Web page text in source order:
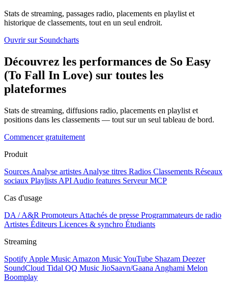
Stats de streaming, passages radio, placements en playlist et
historique de classements, tout en un seul endroit.
Ouvrir sur Soundcharts
Découvrez les performances de So Easy
(To Fall In Love) sur toutes les
plateformes
Stats de streaming, diffusions radio, placements en playlist et
positions dans les classements — tout sur un seul tableau de bord.
Commencer gratuitement
Produit
Sources Analyse artistes Analyse titres Radios Classements Réseaux
sociaux Playlists API Audio features Serveur MCP
Cas d'usage
DA / A&R Promoteurs Attachés de presse Programmateurs de radio
Artistes Éditeurs Licences & synchro Étudiants
Streaming
Spotify Apple Music Amazon MusicYouTube Shazam Deezer
SoundCloud Tidal QQ Music JioSaavn/Gaana Anghami Melon
Boomplay